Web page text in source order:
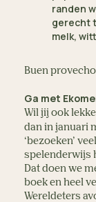
randen
gerecht
melk,
Buen
Ga met
Wil jij ook
dan in januari
‘bezoeken’
spelenderwijs
Dat doen we
boek en heel
Wereldeters